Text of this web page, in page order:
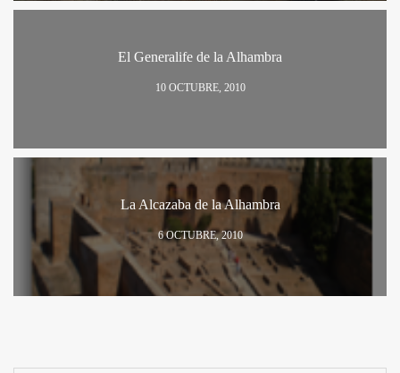
El Generalife de la Alhambra
10 OCTUBRE, 2010
La Alcazaba de la Alhambra
6 OCTUBRE, 2010